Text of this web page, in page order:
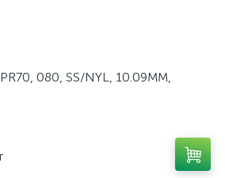
080, SS/NYL, 10.09MM,